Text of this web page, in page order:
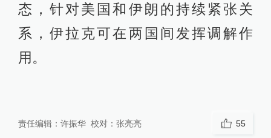
态，针对美国和伊朗的持续紧张关
系，伊拉克可在两国间发挥调解作
用。
责任编辑： 许振华 校对： 张亮亮 55